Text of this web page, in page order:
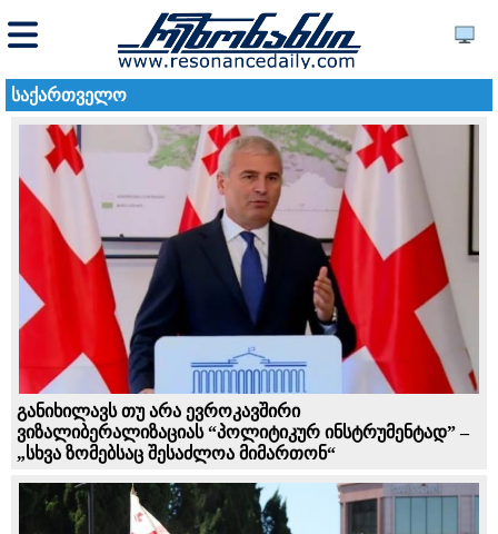
საქართველო
განიხილავს თუ არა ევროკავშირი
ვიზალიბერალიზაციას “პოლიტიკურ ინსტრუმენტად” –
„სხვა ზომებსაც შესაძლოა მიმართონ“